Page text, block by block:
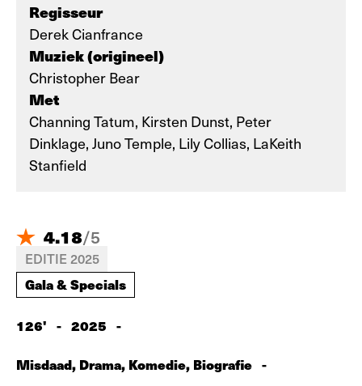
Regisseur
Derek Cianfrance
Muziek (origineel)
Christopher Bear
Met
Channing Tatum, Kirsten Dunst, Peter
Dinklage, Juno Temple, Lily Collias, LaKeith
Stanfield
4.18/5
EDITIE 2025
Gala & Specials
126' - 2025 -
Misdaad, Drama, Komedie, Biografie -